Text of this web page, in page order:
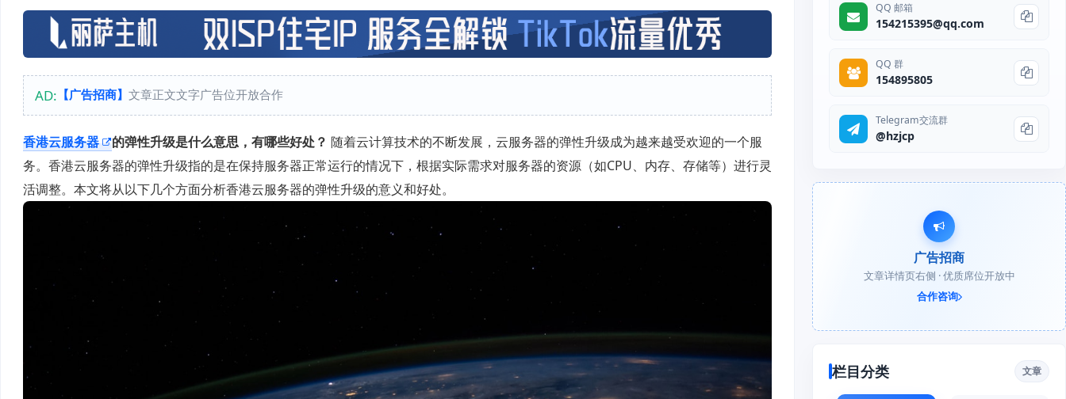
AD: 【广告招商】 文章正文文字广告位开放合作
香港云服务器 的弹性升级是什么意思，有哪些好处？ 随着云计算技术的不断发展，云服务器的弹性升级成为越来越受欢迎的一个服
务。香港云服务器的弹性升级指的是在保持服务器正常运行的情况下，根据实际需求对服务器的资源（如CPU、内存、存储等）进行灵
活调整。本文将从以下几个方面分析香港云服务器的弹性升级的意义和好处。
QQ 邮箱
154215395@qq.com
QQ 群
154895805
Telegram交流群
@hzjcp
广告招商
文章详情页右侧 · 优质席位开放中
合作咨询
栏目分类 文章